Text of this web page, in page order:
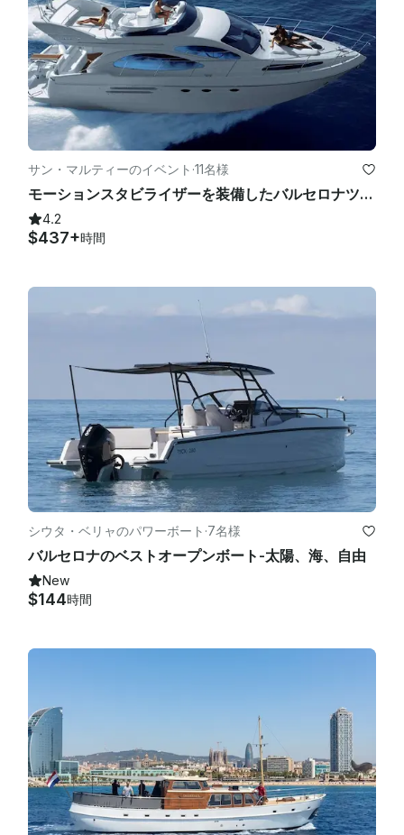
サン・マルティーのイベント ·11名様
モーションスタビライザーを装備したバルセロナツアー用のプライベートラグジュアリーモーターヨット
4.2
$437+時間
シウタ・ベリャのパワーボート ·7名様
バルセロナのベストオープンボート-太陽、海、自由
New
$144時間